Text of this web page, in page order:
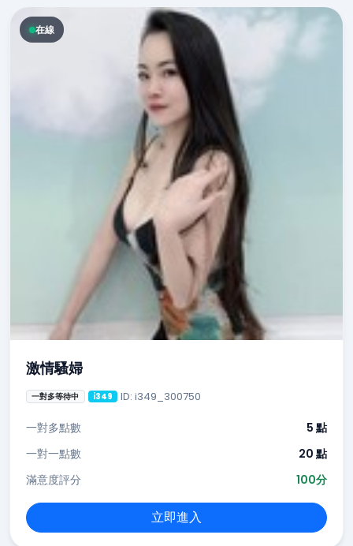
在線
激情騷婦
一對多等待中 i349 ID: i349_300750
一對多點數
5 點
一對一點數
20 點
滿意度評分
100分
立即進入